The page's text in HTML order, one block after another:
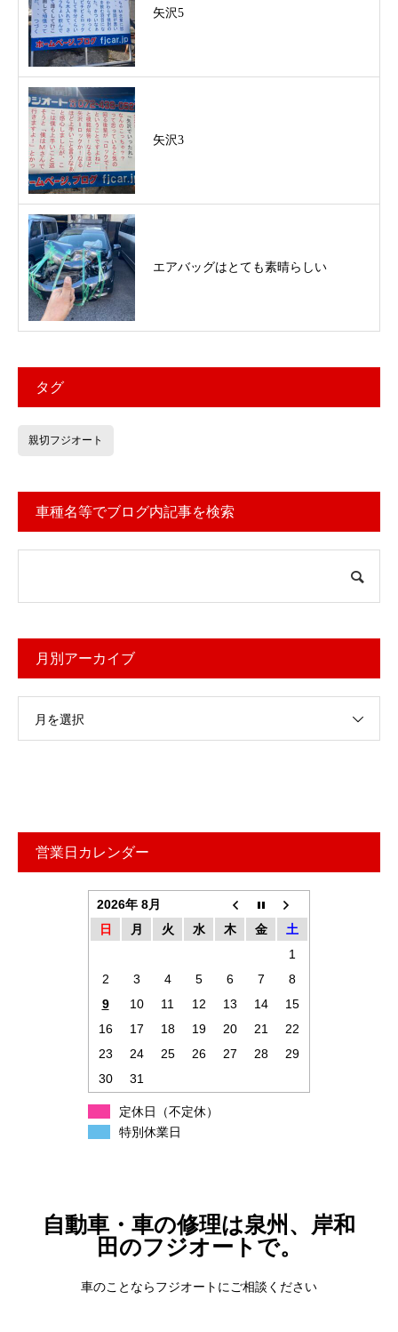
矢沢5
矢沢3
エアバッグはとても素晴らしい
タグ
親切フジオート
車種名等でブログ内記事を検索
月別アーカイブ
月を選択
営業日カレンダー
2026年 8月
日
月 火 水 木 金
土
1
2
3 4 5 6 7
8
9
10 11 12 13 14
15
16
17 18 19 20 21
22
23
24 25 26 27 28
29
30
31
定休日（不定休）
特別休業日
自動車・車の修理は泉州、岸和
田のフジオートで。
車のことならフジオートにご相談ください